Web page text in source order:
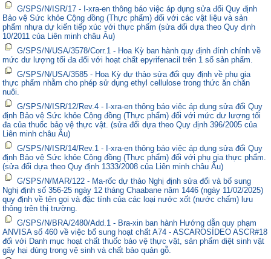
G/SPS/N/ISR/17 - I-xra-en thông báo việc áp dụng sửa đổi Quy định
Bảo vệ Sức khỏe Cộng đồng (Thực phẩm) đối với các vật liệu và sản
phẩm nhựa dự kiến tiếp xúc với thực phẩm (sửa đổi dựa theo Quy định
10/2011 của Liên minh châu Âu)
G/SPS/N/USA/3578/Corr.1 - Hoa Kỳ ban hành quy định đính chính về
mức dư lượng tối đa đối với hoạt chất epyrifenacil trên 1 số sản phẩm.
G/SPS/N/USA/3585 - Hoa Kỳ dự thảo sửa đổi quy định về phụ gia
thực phẩm nhằm cho phép sử dụng ethyl cellulose trong thức ăn chăn
nuôi.
G/SPS/N/ISR/12/Rev.4 - I-xra-en thông báo việc áp dụng sửa đổi Quy
định Bảo vệ Sức khỏe Cộng đồng (Thực phẩm) đối với mức dư lượng tối
đa của thuốc bảo vệ thực vật. (sửa đổi dựa theo Quy định 396/2005 của
Liên minh châu Âu)
G/SPS/N/ISR/14/Rev.1 - I-xra-en thông báo việc áp dụng sửa đổi Quy
định Bảo vệ Sức khỏe Cộng đồng (Thực phẩm) đối với phụ gia thực phẩm.
(sửa đổi dựa theo Quy định 1333/2008 của Liên minh châu Âu)
G/SPS/N/MAR/122 - Ma-rốc dự thảo Nghị định sửa đổi và bổ sung
Nghị định số 356-25 ngày 12 tháng Chaabane năm 1446 (ngày 11/02/2025)
quy định về tên gọi và đặc tính của các loại nước xốt (nước chấm) lưu
thông trên thị trường.
G/SPS/N/BRA/2480/Add.1 - Bra-xin ban hành Hướng dẫn quy phạm
ANVISA số 460 về việc bổ sung hoạt chất A74 - ASCAROSÍDEO ASCR#18
đối với Danh mục hoạt chất thuốc bảo vệ thực vật, sản phẩm diệt sinh vật
gây hại dùng trong vệ sinh và chất bảo quản gỗ.